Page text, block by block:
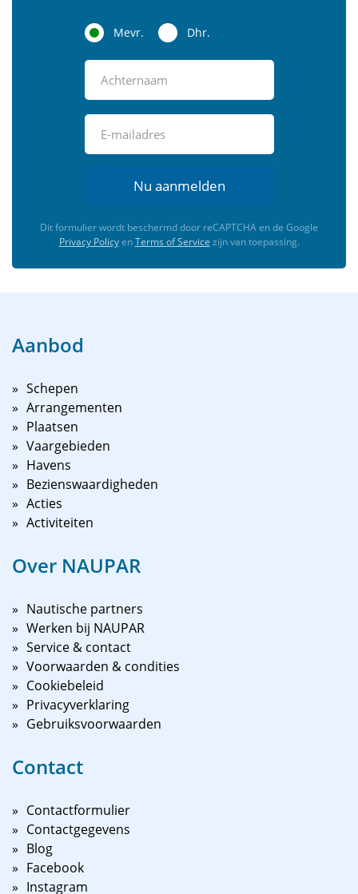
Mevr. Dhr.
Nu aanmelden
Dit formulier wordt beschermd door reCAPTCHA en de Google
Privacy PolicyenTerms of Service zijn van toepassing.
Aanbod
Schepen
Arrangementen
Plaatsen
Vaargebieden
Havens
Bezienswaardigheden
Acties
Activiteiten
Over NAUPAR
Nautische partners
Werken bij NAUPAR
Service & contact
Voorwaarden & condities
Cookiebeleid
Privacyverklaring
Gebruiksvoorwaarden
Contact
Contactformulier
Contactgegevens
Blog
Facebook
Instagram